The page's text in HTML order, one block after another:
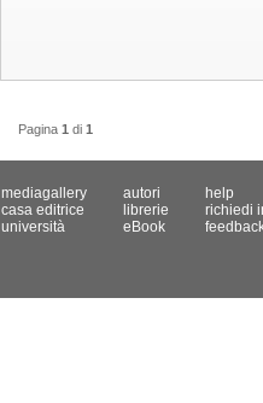
Pagina 1 di 1
mediagallery
casa editrice
università
autori
librerie
eBook
help
richiedi